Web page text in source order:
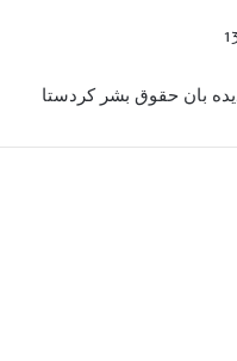
بان حقوق بشر کردستا